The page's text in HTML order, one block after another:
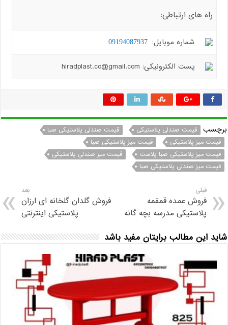
راه های ارتباطی:
شماره موبایل: 09194087937
پست الکترونیکی: hiradplast.co@gmail.com
برچسب قیمت صندلی پلاستیکی
قیمت صندلی پلاستیکی صبا
قیمت میز پلاستیکی
قیمت میز پلاستیکی صبا
قیمت میز پلاستیکی صبا پلاست
قیمت میز صندلی پلاستیکی
قیمت میز صندلی پلاستیکی صبا
قبلی
فروش عمده قمقمه
پلاستیکی مدرسه بچه گانه
بعد
فروش گلدان گلخانه ای ارزان
پلاستیکی اینترنتی
شاید این مطالب برایتان مفید باشد